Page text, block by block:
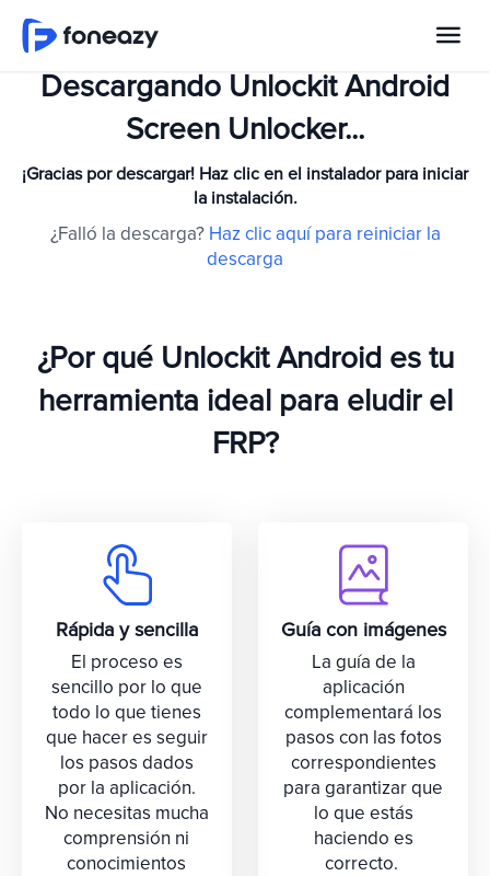
Descargando Unlockit Android
Screen Unlocker...
¡Gracias por descargar! Haz clic en el instalador para iniciar
la instalación.
¿Falló la descarga? Haz clic aquí para reiniciar la
descarga
¿Por qué Unlockit Android es tu
herramienta ideal para eludir el
FRP?
Rápida y sencilla
El proceso es
sencillo por lo que
todo lo que tienes
que hacer es seguir
los pasos dados
por la aplicación.
No necesitas mucha
comprensión ni
conocimientos
Guía con imágenes
La guía de la
aplicación
complementará los
pasos con las fotos
correspondientes
para garantizar que
lo que estás
haciendo es
correcto.